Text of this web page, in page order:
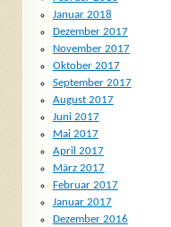
Januar 2018
Dezember 2017
November 2017
Oktober 2017
September 2017
August 2017
Juni 2017
Mai 2017
April 2017
März 2017
Februar 2017
Januar 2017
Dezember 2016